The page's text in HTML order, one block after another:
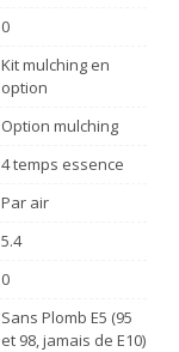
0
Kit mulching en
option
Option mulching
4 temps essence
Par air
5.4
0
Sans Plomb E5 (95
et 98, jamais de E10)